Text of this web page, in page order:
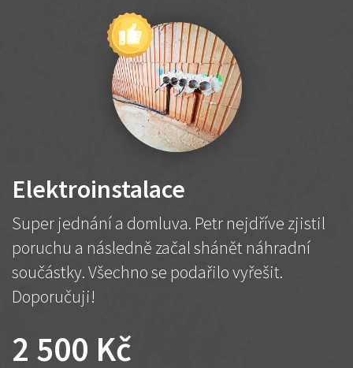
Elektroinstalace
Super jednání a domluva. Petr nejdříve zjistil
poruchu a následně začal shánět náhradní
součástky. Všechno se podařilo vyřešit.
Doporučuji!
2 500 Kč